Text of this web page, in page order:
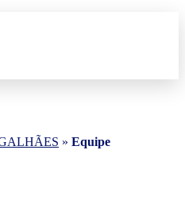
» Equipe